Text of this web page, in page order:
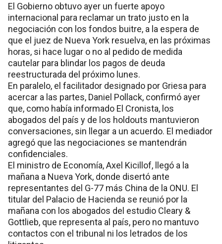
El Gobierno obtuvo ayer un fuerte apoyo
internacional para reclamar un trato justo en la
negociación con los fondos buitre, a la espera de
que el juez de Nueva York resuelva, en las próximas
horas, si hace lugar o no al pedido de medida
cautelar para blindar los pagos de deuda
reestructurada del próximo lunes.
En paralelo, el facilitador designado por Griesa para
acercar a las partes, Daniel Pollack, confirmó ayer
que, como había informado El Cronista, los
abogados del país y de los holdouts mantuvieron
conversaciones, sin llegar a un acuerdo. El mediador
agregó que las negociaciones se mantendrán
confidenciales.
El ministro de Economía, Axel Kicillof, llegó a la
mañana a Nueva York, donde disertó ante
representantes del G-77 más China de la ONU. El
titular del Palacio de Hacienda se reunió por la
mañana con los abogados del estudio Cleary &
Gottlieb, que representa al país, pero no mantuvo
contactos con el tribunal ni los letrados de los